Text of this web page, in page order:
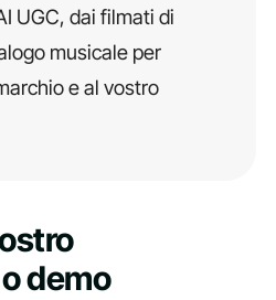
UGC, dai filmati di
musicale per
e al vostro
demo